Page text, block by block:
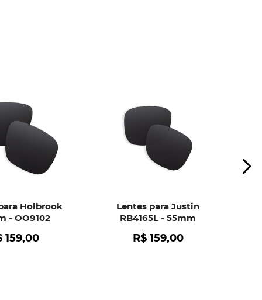
Holbrook
- OO9102
159,00
Lentes para Justin
RB4165L - 55mm
R$ 159,00